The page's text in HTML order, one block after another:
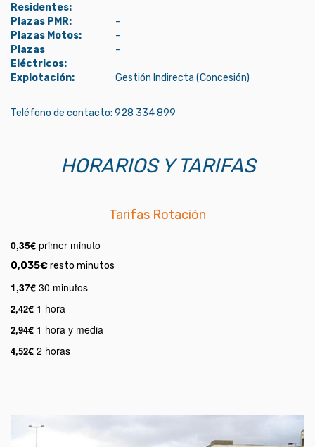
Residentes:
Plazas PMR:
-
Plazas Motos:
-
Plazas
Eléctricos:
-
Explotación: Gestión Indirecta (Concesión)
Teléfono de contacto: 928 334 899
HORARIOS Y TARIFAS
Tarifas Rotación
0,35€ primer minuto
0,035€resto minutos
1,37€ 30 minutos
2,42€ 1 hora
2,94€ 1 hora y media
4,52€ 2 horas